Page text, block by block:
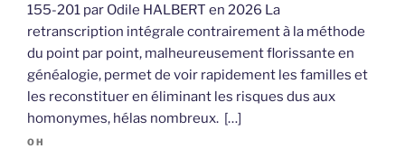
155-201 par Odile HALBERT en 2026 La
retranscription intégrale contrairement à la méthode
du point par point, malheureusement florissante en
généalogie, permet de voir rapidement les familles et
les reconstituer en éliminant les risques dus aux
homonymes, hélas nombreux. […]
OH